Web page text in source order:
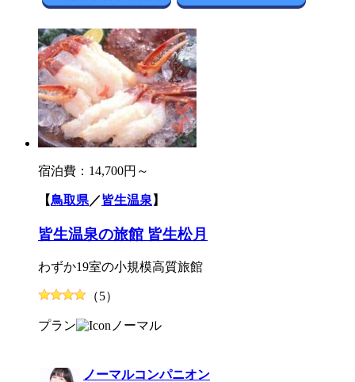
宿泊費： 14,700円～
【鳥取県／皆生温泉 】
皆生温泉の旅館 皆生松月
わずか19室の小規模高質旅館
（5）
プラン ノーマル
ノーマルコンパニオン